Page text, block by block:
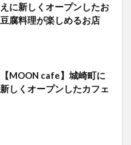
えに新しくオープンしたお
豆腐料理が楽しめるお店
【MOON cafe】城崎町に
新しくオープンしたカフェ